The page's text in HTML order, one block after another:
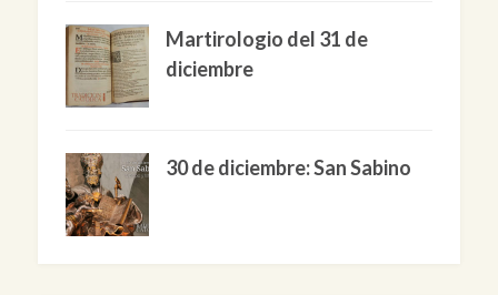
Martirologio del 31 de
diciembre
30 de diciembre: San Sabino